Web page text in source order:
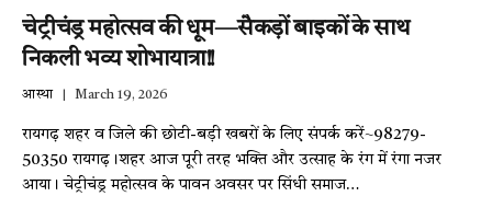
चेट्रीचंड्र महोत्सव की धूम—सैकड़ों बाइकों के साथ
निकली भव्य शोभायात्रा!!
आस्था March 19, 2026
रायगढ़ शहर व जिले की छोटी-बड़ी खबरों के लिए संपर्क करें~98279-
50350 रायगढ़।शहर आज पूरी तरह भक्ति और उत्साह के रंग में रंगा नजर
आया। चेट्रीचंड्र महोत्सव के पावन अवसर पर सिंधी समाज…